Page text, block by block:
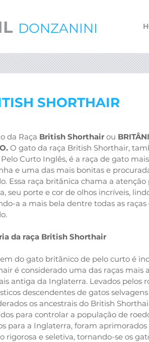
DONZANINI
SHORTHAIR
da Raça British Shorthair ou
O gato da raça British Shorthair,
Curto Inglês, é a raça de gato
e uma das mais bonitas e
Essa raça britânica chama a atenção
seu porte e cor de olhos incríveis,
a a mais bela dentre todas as raças
da raça British Shorthair
do gato britânico de pelo curto é
é considerado uma das raças mais
antiga da Inglaterra. Levados pelos
descendentes de gatos
os ancestrais do British
para controlar a população de
para a Inglaterra, foram
rigorosa e seletiva, tornando-se os